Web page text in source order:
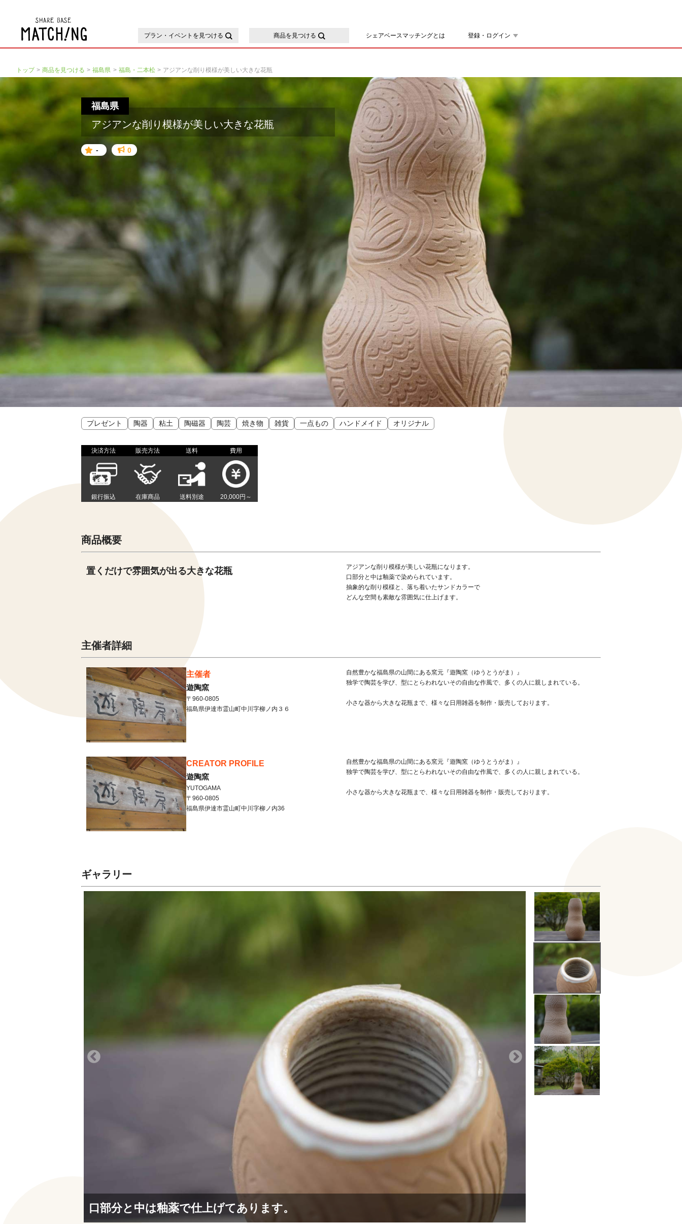
プラン・イベントを見つける 商品を見つける シェアベースマッチングとは 登録・ログイン
トップ 商品を見つける 福島県 福島・二本松 アジアンな削り模様が美しい大きな花瓶
福島県
アジアンな削り模様が美しい大きな花瓶
- 0
プレゼント 陶器 粘土 陶磁器 陶芸 焼き物 雑貨 一点もの ハンドメイド オリジナル
決済方法
銀行振込
販売方法
在庫商品
送料
送料別途
費用
20,000円～
商品概要
置くだけで雰囲気が出る大きな花瓶
アジアンな削り模様が美しい花瓶になります。
口部分と中は釉薬で染められています。
抽象的な削り模様と、落ち着いたサンドカラーで
どんな空間も素敵な雰囲気に仕上げます。
主催者詳細
主催者
遊陶窯
〒960-0805
福島県伊達市霊山町中川字柳ノ内３６
自然豊かな福島県の山間にある窯元『遊陶窯（ゆうとうがま）』
独学で陶芸を学び、型にとらわれないその自由な作風で、多くの人に親しまれている。
小さな器から大きな花瓶まで、様々な日用雑器を制作・販売しております。
CREATOR PROFILE
遊陶窯
YUTOGAMA
〒960-0805
福島県伊達市霊山町中川字柳ノ内36
自然豊かな福島県の山間にある窯元『遊陶窯（ゆうとうがま）』
独学で陶芸を学び、型にとらわれないその自由な作風で、多くの人に親しまれている。
小さな器から大きな花瓶まで、様々な日用雑器を制作・販売しております。
ギャラリー
口部分と中は釉薬で仕上げてあります。